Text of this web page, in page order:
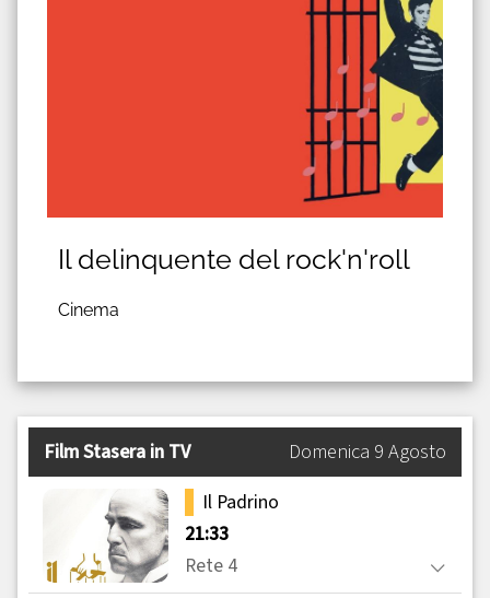
Il delinquente del rock'n'roll
Cinema